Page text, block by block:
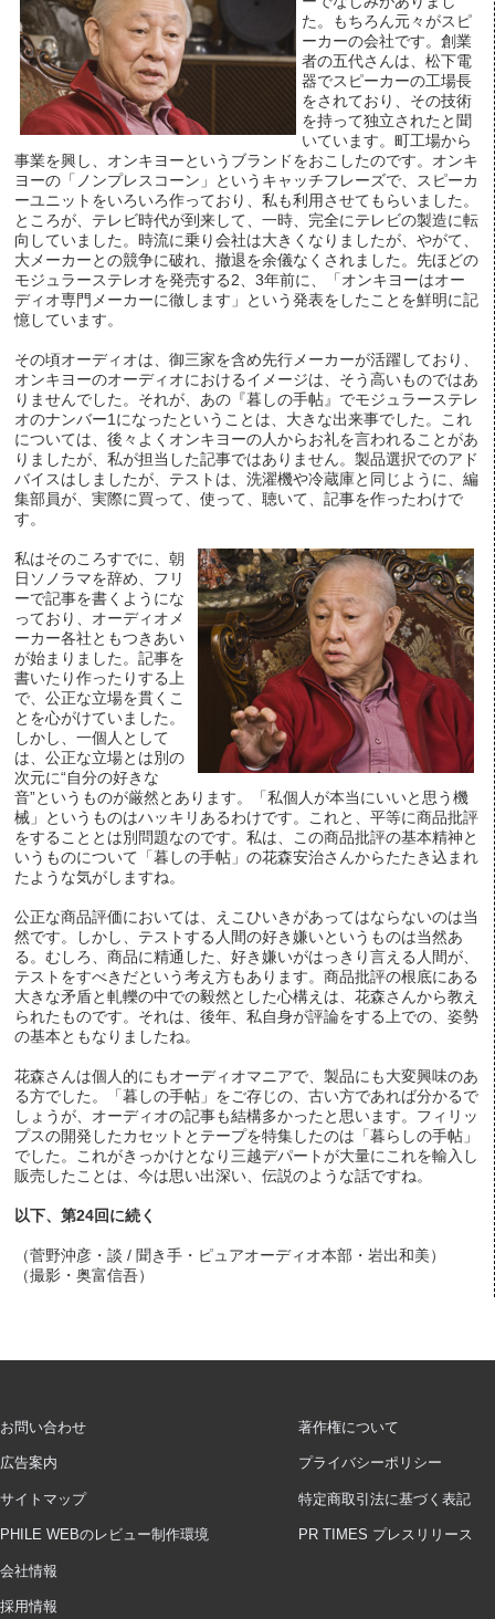
た。もちろん元々がスピ
ーカーの会社です。創業
者の五代さんは、松下電
器でスピーカーの工場長
をされており、その技術
を持って独立されたと聞
いています。町工場から
事業を興し、オンキヨーというブランドをおこしたのです。オンキ
ヨーの「ノンプレスコーン」というキャッチフレーズで、スピーカ
ーユニットをいろいろ作っており、私も利用させてもらいました。
ところが、テレビ時代が到来して、一時、完全にテレビの製造に転
向していました。時流に乗り会社は大きくなりましたが、やがて、
大メーカーとの競争に破れ、撤退を余儀なくされました。先ほどの
モジュラーステレオを発売する2、3年前に、「オンキヨーはオー
ディオ専門メーカーに徹します」という発表をしたことを鮮明に記
憶しています。
その頃オーディオは、御三家を含め先行メーカーが活躍しており、
オンキヨーのオーディオにおけるイメージは、そう高いものではあ
りませんでした。それが、あの『暮しの手帖』でモジュラーステレ
オのナンバー1になったということは、大きな出来事でした。これ
については、後々よくオンキヨーの人からお礼を言われることがあ
りましたが、私が担当した記事ではありません。製品選択でのアド
バイスはしましたが、テストは、洗濯機や冷蔵庫と同じように、編
集部員が、実際に買って、使って、聴いて、記事を作ったわけで
す。
私はそのころすでに、朝
日ソノラマを辞め、フリ
ーで記事を書くようにな
っており、オーディオメ
ーカー各社ともつきあい
が始まりました。記事を
書いたり作ったりする上
で、公正な立場を貫くこ
とを心がけていました。
しかし、一個人として
は、公正な立場とは別の
次元に“自分の好きな
音”というものが厳然とあります。「私個人が本当にいいと思う機
械」というものはハッキリあるわけです。これと、平等に商品批評
をすることとは別問題なのです。私は、この商品批評の基本精神と
いうものについて「暮しの手帖」の花森安治さんからたたき込まれ
たような気がしますね。
公正な商品評価においては、えこひいきがあってはならないのは当
然です。しかし、テストする人間の好き嫌いというものは当然あ
る。むしろ、商品に精通した、好き嫌いがはっきり言える人間が、
テストをすべきだという考え方もあります。商品批評の根底にある
大きな矛盾と軋轢の中での毅然とした心構えは、花森さんから教え
られたものです。それは、後年、私自身が評論をする上での、姿勢
の基本ともなりましたね。
花森さんは個人的にもオーディオマニアで、製品にも大変興味のあ
る方でした。「暮しの手帖」をご存じの、古い方であれば分かるで
しょうが、オーディオの記事も結構多かったと思います。フィリッ
プスの開発したカセットとテープを特集したのは「暮らしの手帖」
でした。これがきっかけとなり三越デパートが大量にこれを輸入し
販売したことは、今は思い出深い、伝説のような話ですね。
以下、第24回に続く
（菅野沖彦・談 / 聞き手・ピュアオーディオ本部・岩出和美）
（撮影・奥富信吾）
お問い合わせ
広告案内
サイトマップ
PHILE WEBのレビュー制作環境
会社情報
採用情報
著作権について
プライバシーポリシー
特定商取引法に基づく表記
PR TIMES プレスリリース